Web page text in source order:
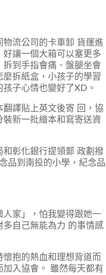
流公司的卡車卸 貨運進
讓一個大箱可以塞更多
到手指會痛、盤腿坐會
拆紙盒，小孩子的學習
子心情也變好了XD。
譯貼上英文後寄 回，協
新一批繪本和寫寄送資
和彰化銀行提領郵 政劃撥
品到南投的小學，紀念品
家」，怕我變得跟她一
自己無能為力 的事情感
抱的熱血和理想背道而
入協會。 雖然每天都有